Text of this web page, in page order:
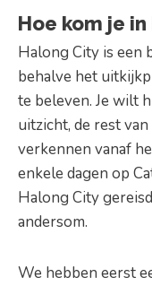
Hoe kom je
Halong City is een
behalve het
te beleven. Je wilt
uitzicht, de rest
verkennen vanaf
enkele dagen op
Halong City
andersom.
We hebben eerst